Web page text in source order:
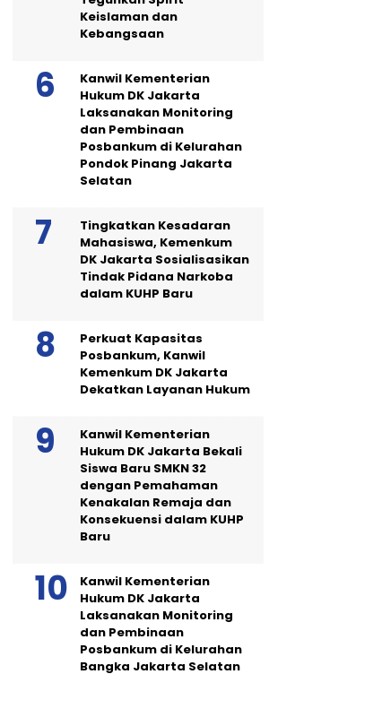
Keislaman dan
Kebangsaan
Kanwil Kementerian
Hukum DK Jakarta
Laksanakan Monitoring
dan Pembinaan
Posbankum di Kelurahan
Pondok Pinang Jakarta
Selatan
Tingkatkan Kesadaran
Mahasiswa, Kemenkum
DK Jakarta Sosialisasikan
Tindak Pidana Narkoba
dalam KUHP Baru
Perkuat Kapasitas
Posbankum, Kanwil
Kemenkum DK Jakarta
Dekatkan Layanan Hukum
Kanwil Kementerian
Hukum DK Jakarta Bekali
Siswa Baru SMKN 32
dengan Pemahaman
Kenakalan Remaja dan
Konsekuensi dalam KUHP
Baru
Kanwil Kementerian
Hukum DK Jakarta
Laksanakan Monitoring
dan Pembinaan
Posbankum di Kelurahan
Bangka Jakarta Selatan